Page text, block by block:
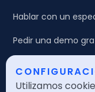
Hablar con un
Pedir una demo
Legales
Utilizamos